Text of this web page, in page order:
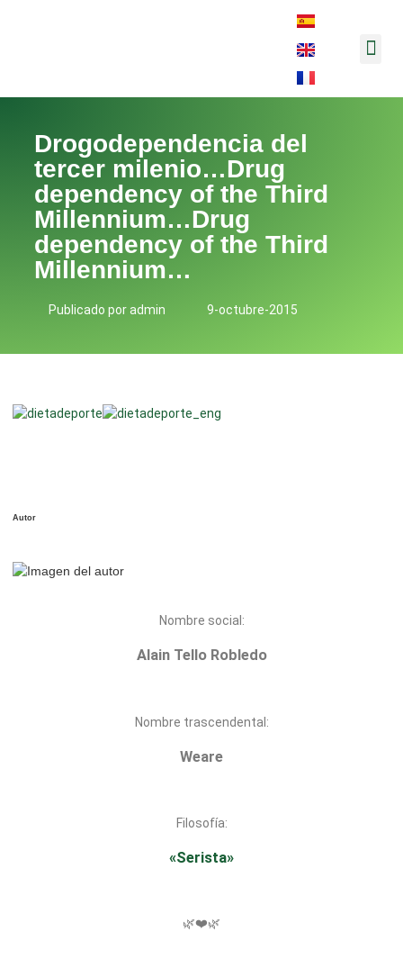
Drogodependencia del
tercer milenio…Drug
dependency of the Third
Millennium…Drug
dependency of the Third
Millennium…
Publicado poradmin 9-octubre-2015
Autor
Nombre social:
Alain Tello Robledo
Nombre trascendental:
Weare
Filosofía:
«Serista»
🌿❤️🌿